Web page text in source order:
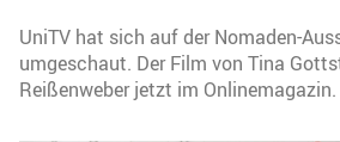
UniTV hat sich auf der Nomaden-
umgeschaut. Der Film von Tina
Reißenweber jetzt im Onlinemagazin.